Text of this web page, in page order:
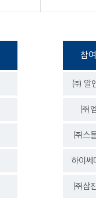
참
㈜ 알
㈜
㈜스
하이쎄
㈜삼